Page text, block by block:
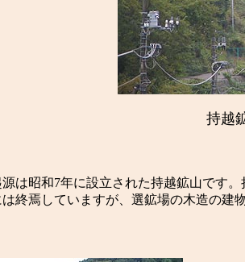
持越
は昭和7年に設立された持越鉱山です
終焉していますが、選鉱場の木造の